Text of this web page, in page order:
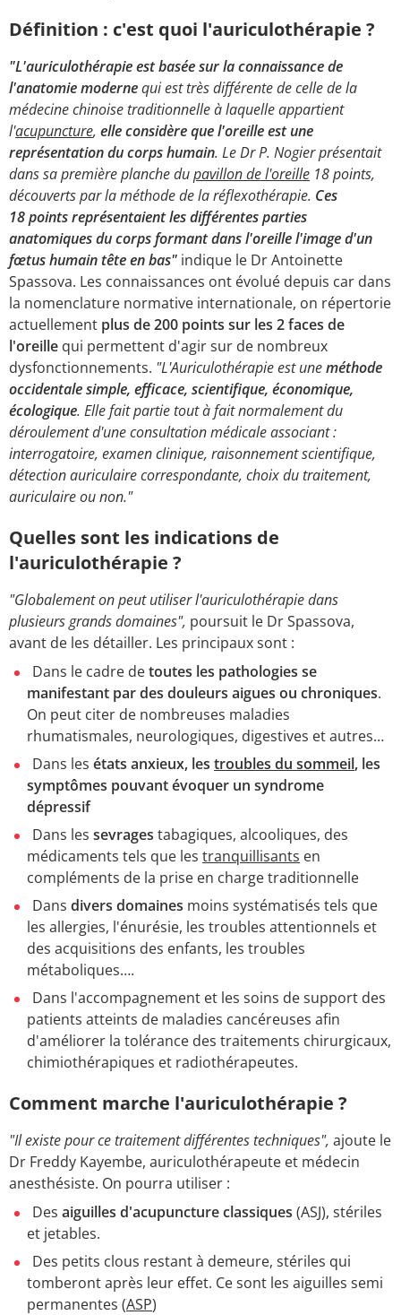
Définition : c'est quoi l'auriculothérapie ?
"L'auriculothérapie est basée sur la connaissance de
l'anatomie modernequi est très différente de celle de la
médecine chinoise traditionnelle à laquelle appartient
l'acupuncture, elle considère que l'oreille est une
représentation du corps humain. Le Dr P. Nogier présentait
dans sa première planche dupavillon de l'oreille 18 points,
découverts par la méthode de la réflexothérapie. Ces
18 points représentaient les différentes parties
anatomiques du corps formant dans l'oreille l'image d'un
fœtus humain tête en bas" indique le Dr Antoinette
Spassova. Les connaissances ont évolué depuis car dans
la nomenclature normative internationale, on répertorie
actuellement plus de 200 points sur les 2 faces de
l'oreille qui permettent d'agir sur de nombreux
dysfonctionnements. "L'Auriculothérapie est uneméthode
occidentale simple, efficace, scientifique, économique,
écologique. Elle fait partie tout à fait normalement du
déroulement d'une consultation médicale associant :
interrogatoire, examen clinique, raisonnement scientifique,
détection auriculaire correspondante, choix du traitement,
auriculaire ou non."
Quelles sont les indications de
l'auriculothérapie ?
"Globalement on peut utiliser l'auriculothérapie dans
plusieurs grands domaines", poursuit le Dr Spassova,
avant de les détailler. Les principaux sont :
Dans le cadre detoutes les pathologies se
manifestant par des douleurs aigues ou chroniques.
On peut citer de nombreuses maladies
rhumatismales, neurologiques, digestives et autres…
Dans les états anxieux, les troubles du sommeil, les
symptômes pouvant évoquer un syndrome
dépressif
Dans les sevrages tabagiques, alcooliques, des
médicaments tels que les tranquillisants en
compléments de la prise en charge traditionnelle
Dans divers domaines moins systématisés tels que
les allergies, l'énurésie, les troubles attentionnels et
des acquisitions des enfants, les troubles
métaboliques….
Dans l'accompagnement et les soins de support des
patients atteints de maladies cancéreuses afin
d'améliorer la tolérance des traitements chirurgicaux,
chimiothérapiques et radiothérapeutes.
Comment marche l'auriculothérapie ?
"Il existe pour ce traitement différentes techniques", ajoute le
Dr Freddy Kayembe, auriculothérapeute et médecin
anesthésiste. On pourra utiliser :
Des aiguilles d'acupuncture classiques (ASJ), stériles
et jetables.
Des petits clous restant à demeure, stériles qui
tomberont après leur effet. Ce sont les aiguilles semi
permanentes (ASP)